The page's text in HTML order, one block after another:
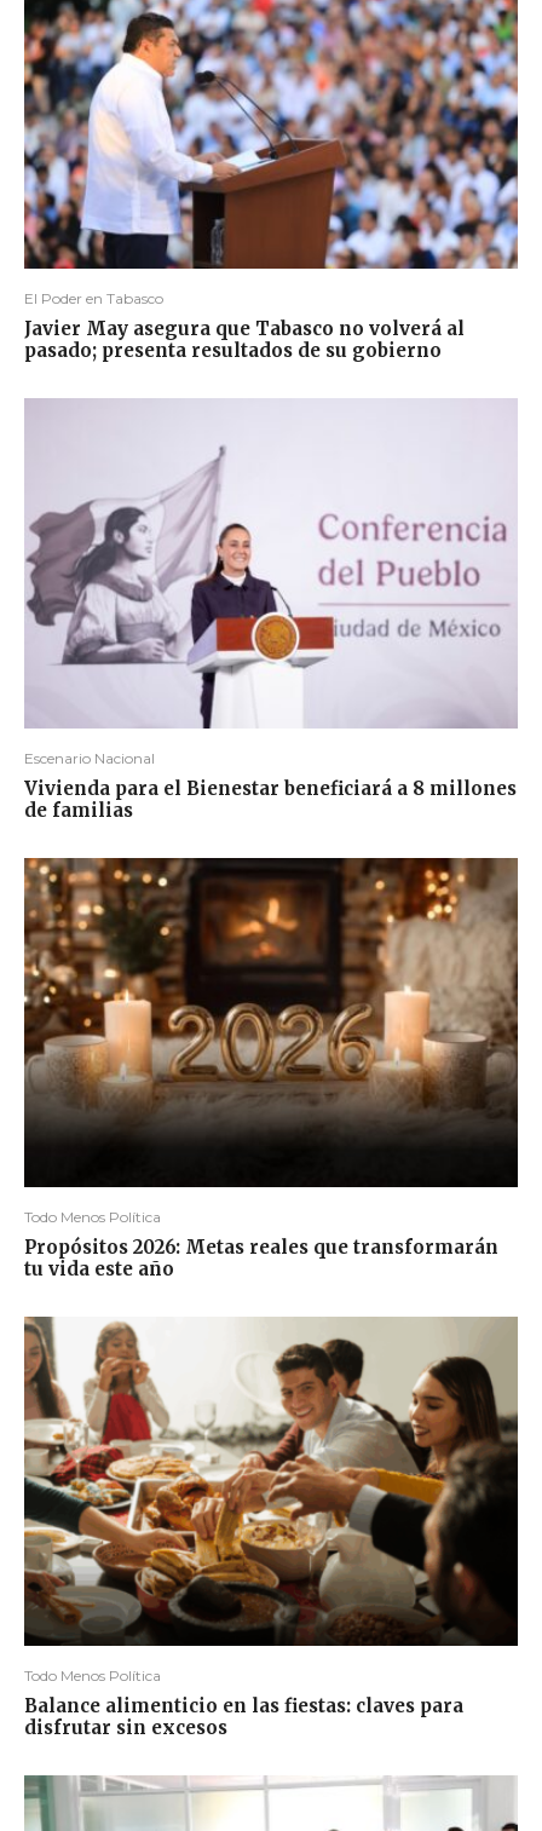
El Poder en Tabasco
Javier May asegura que Tabasco no volverá al
pasado; presenta resultados de su gobierno
Escenario Nacional
Vivienda para el Bienestar beneficiará a 8 millones
de familias
Todo Menos Política
Propósitos 2026: Metas reales que transformarán
tu vida este año
Todo Menos Política
Balance alimenticio en las fiestas: claves para
disfrutar sin excesos